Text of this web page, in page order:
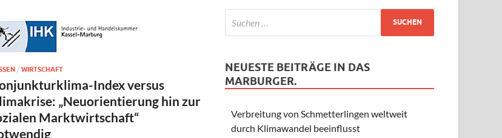
/ WIRTSCHAFT
Index versus
„Neuorientierung hin zur
Marktwirtschaft“
NEUESTE BEITRÄGE IN DAS
MARBURGER.
Verbreitung von Schmetterlingen weltweit
durch Klimawandel beeinflusst